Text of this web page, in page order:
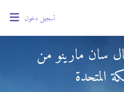
تسجيل دخول
سان مارينو من
المتحدة